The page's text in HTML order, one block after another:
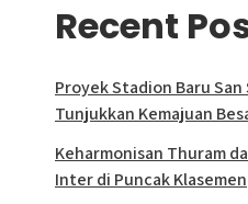
Recent
Proyek Stadion Baru San
Tunjukkan Kemajuan
Keharmonisan Thuram
Inter di Puncak Klasemen